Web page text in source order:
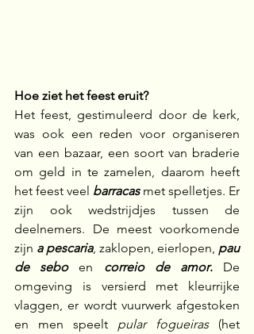
Hoe ziet het feest eruit?
Het feest, gestimuleerd door de kerk,
was ook een reden voor organiseren
van een bazaar, een soort van braderie
om geld in te zamelen, daarom heeft
het feest veel barracas met spelletjes. Er
zijn ook wedstrijdjes tussen de
deelnemers. De meest voorkomende
zijn a pescaria, zaklopen, eierlopen, pau
de sebo en correio de amor. De
omgeving is versierd met kleurrijke
vlaggen, er wordt vuurwerk afgestoken
en men speelt pular fogueiras (het